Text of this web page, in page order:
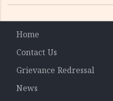
Home
Contact Us
Grievance Redressal
News